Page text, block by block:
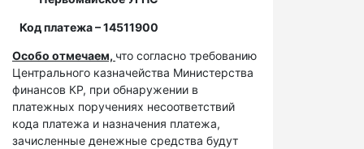
Код платежа – 14511900
Особо отмечаем, что согласно требованию
Центрального казначейства Министерства
финансов КР, при обнаружении в
платежных поручениях несоответствий
кода платежа и назначения платежа,
зачисленные денежные средства будут